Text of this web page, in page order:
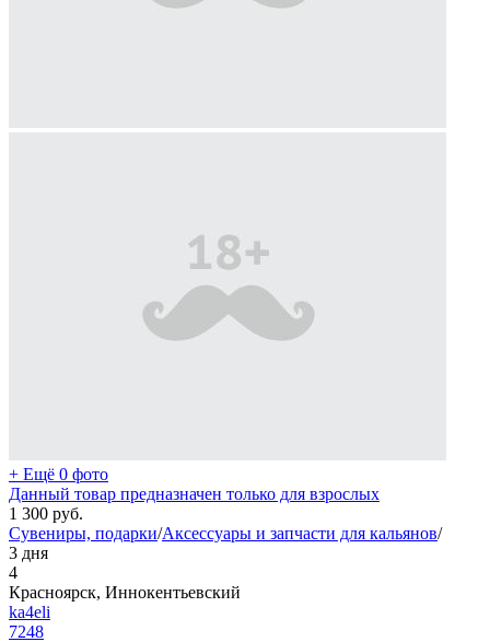
+ Ещё 0 фото
Данный товар предназначен только для взрослых
1 300 руб.
Сувениры, подарки/Аксессуары и запчасти для кальянов/
3 дня
4
Красноярск, Иннокентьевский
ka4eli
7248